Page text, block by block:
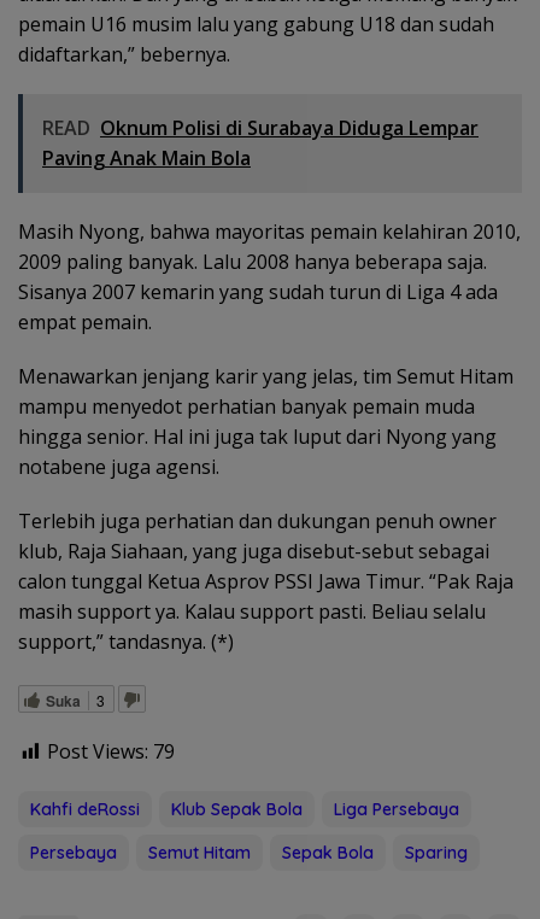
pemain U16 musim lalu yang gabung U18 dan sudah
didaftarkan,” bebernya.
READ Oknum Polisi di Surabaya Diduga Lempar
Paving Anak Main Bola
Masih Nyong, bahwa mayoritas pemain kelahiran 2010,
2009 paling banyak. Lalu 2008 hanya beberapa saja.
Sisanya 2007 kemarin yang sudah turun di Liga 4 ada
empat pemain.
Menawarkan jenjang karir yang jelas, tim Semut Hitam
mampu menyedot perhatian banyak pemain muda
hingga senior. Hal ini juga tak luput dari Nyong yang
notabene juga agensi.
Terlebih juga perhatian dan dukungan penuh owner
klub, Raja Siahaan, yang juga disebut-sebut sebagai
calon tunggal Ketua Asprov PSSI Jawa Timur. “Pak Raja
masih support ya. Kalau support pasti. Beliau selalu
support,” tandasnya. (*)
Suka 3
Post Views: 79
Kahfi deRossi Klub Sepak Bola
Liga Persebaya
Persebaya
Semut Hitam Sepak Bola Sparing